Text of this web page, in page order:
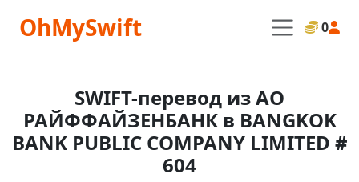
OhMySwift 0
SWIFT-перевод из АО
РАЙФФАЙЗЕНБАНК в BANGKOK
BANK PUBLIC COMPANY LIMITED #
604